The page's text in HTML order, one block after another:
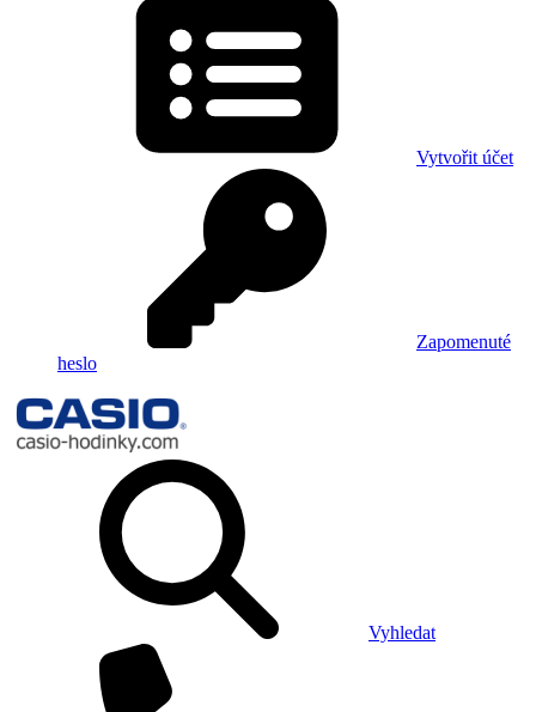
Vytvořit účet
Zapomenuté
heslo
Vyhledat